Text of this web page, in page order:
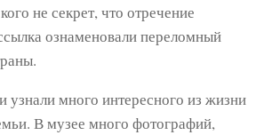
не секрет, что отречение
ознаменовали переломный
узнали много интересного из жизни
В музее много фотографий,